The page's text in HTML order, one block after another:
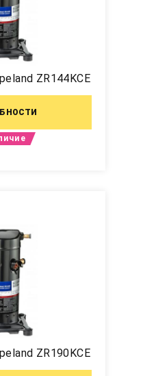
ZR144KCE
ZR190KCE